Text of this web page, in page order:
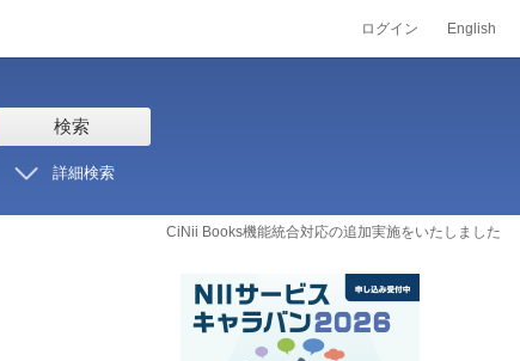
ログイン English
検索
詳細検索
CiNii Books機能統合対応の追加実施をいたしました